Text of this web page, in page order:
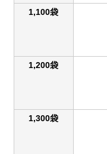
1,100袋
1,200袋
1,300袋